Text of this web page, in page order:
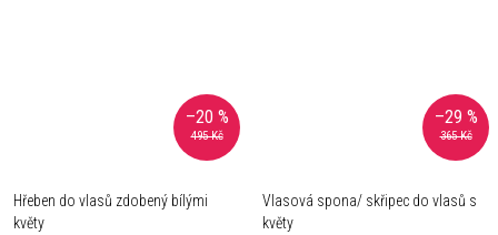
495 Kč
–20 %
Hřeben do vlasů zdobený bílými
květy
365 Kč
–29 %
Vlasová spona/ skřipec do vlasů s
květy